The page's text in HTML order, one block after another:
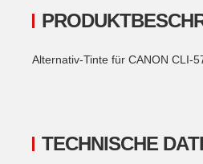
TECHNISCHE
Alternativ-Tinte für CANON CLI-